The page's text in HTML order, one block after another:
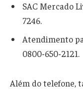
SAC Mercado
7246.
Atendimento
0800-650-2121.
Além do telefone,